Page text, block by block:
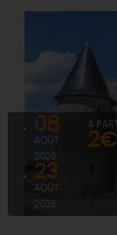
08
AOÛT
2026
23
AOÛT
2026
À
2€